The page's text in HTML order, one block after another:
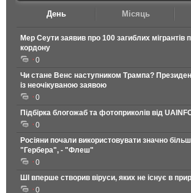
День Місяць
Мер Сеути заявив про 100 загиблих мігрантів
кордону
0
Чи стане Венс наступником Трампа?
із неочікуваною заявою
0
Підбірка блогожаб та фотоприколів від
0
Росіяни почали використовувати значно
"Гербера", - "Флеш"
0
ШІ вперше створив віруси, яких не існує в
0